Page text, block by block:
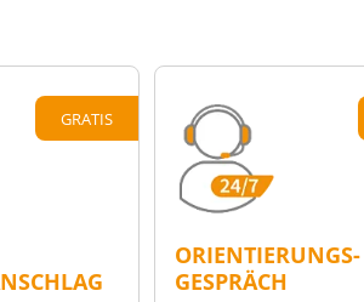
GRATIS
ORIENTIERUNGS-
GESPRÄCH